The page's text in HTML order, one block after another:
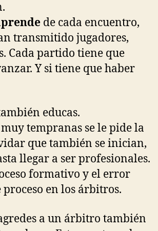
de cada encuentro,
transmitido jugadores,
Cada partido tiene que
Y si tiene que haber
educas.
tempranas se le pide la
que también se inician,
llegar a ser profesionales.
formativo y el error
en los árbitros.
a un árbitro también